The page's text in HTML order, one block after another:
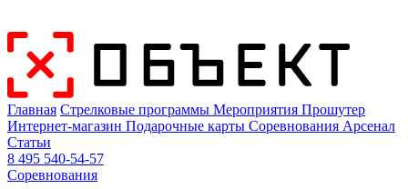
Главная Стрелковые программы Мероприятия Прошутер
Интернет-магазин Подарочные карты Соревнования Арсенал
Статьи
8 495 540-54-57
Соревнования